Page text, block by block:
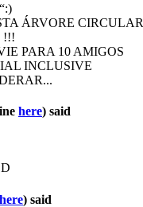
ÁRVORE CIRCULAR
!!!
PARA 10 AMIGOS
INCLUSIVE
here) said
here) said